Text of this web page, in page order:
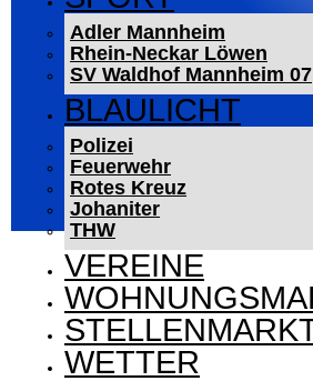
Adler Mannheim
Rhein-Neckar Löwen
SV Waldhof Mannheim 07
BLAULICHT
Polizei
Feuerwehr
Rotes Kreuz
Johaniter
THW
VEREINE
WETTER